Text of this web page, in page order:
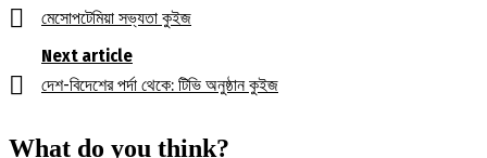
মেসোপটেমিয়া সভ্যতা কুইজ
Next article
দেশ-বিদেশের পর্দা থেকে: টিভি অনুষ্ঠান কুইজ
What do you think?